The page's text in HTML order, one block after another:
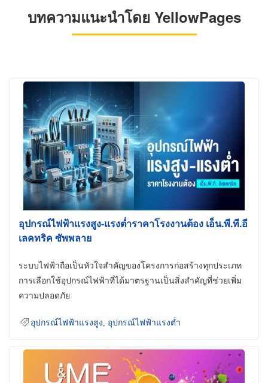
บทความแนะนำโดย YellowPages
อุปกรณ์ไฟฟ้าแรงสูง-แรงต่ำราคาโรงงานต้อง เอ็น.พี.ที.อี
เลคทริค ซัพพลาย
ระบบไฟฟ้าถือเป็นหัวใจสำคัญของโครงการก่อสร้างทุกประเภท
การเลือกใช้อุปกรณ์ไฟฟ้าที่ได้มาตรฐานเป็นสิ่งสำคัญที่ช่วยเพิ่ม
ความปลอดภัย
อุปกรณ์ไฟฟ้าแรงสูง อุปกรณ์ไฟฟ้าแรงต่ำ